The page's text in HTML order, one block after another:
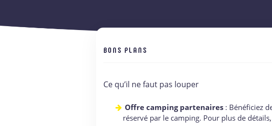
BONS PLANS
Ce qu’il ne faut pas louper
Offre camping partenaires : Bénéficiez
réservé par le camping. Pour plus de